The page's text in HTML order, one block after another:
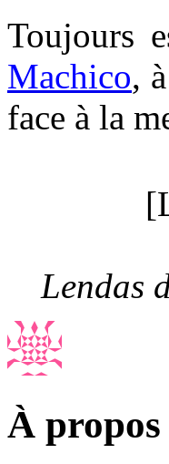
Toujours
Machico,
face à la
Lendas
À propos